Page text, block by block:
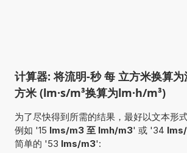
计算器: 将流明-秒 每 立方米换算
方米 (lm·s/m³换算为lm·h/m³)
为了尽快得到所需的结果，最好以文本形
例如 '15 lms/m3 至 lmh/m3' 或 '34
简单的 '53 lms/m3':